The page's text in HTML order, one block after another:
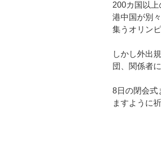
200カ国以
港中国が別
集うオリン
しかし外出
団、関係者
8日の閉会式
ますように